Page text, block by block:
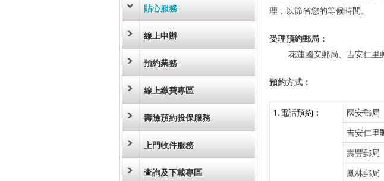
貼心服務
線上申辦
預約業務
線上繳費專區
壽險預約投保服務
上門收件服務
查詢及下載專區
理，以節省您的等候時間。
受理預約郵局：
花蓮國安郵局、吉安仁里
預約方式：
1.電話預約： 國安郵局
吉安仁里
壽豐郵局
鳳林郵局